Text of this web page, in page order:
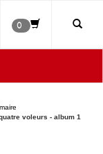
0
voleurs - album 1